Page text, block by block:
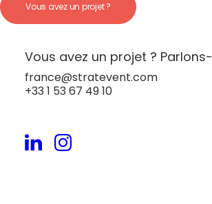
Vous avez un projet ?
Vous avez un projet ?
france@stratevent.com
+33 1 53 67 49 10
Évasion
Ibiza